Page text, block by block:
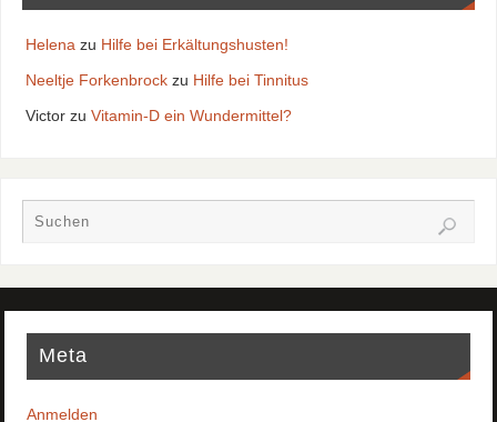
Helenazu Hilfe bei Erkältungshusten!
Neeltje Forkenbrockzu Hilfe bei Tinnitus
Victorzu Vitamin-D ein Wundermittel?
Meta
Anmelden